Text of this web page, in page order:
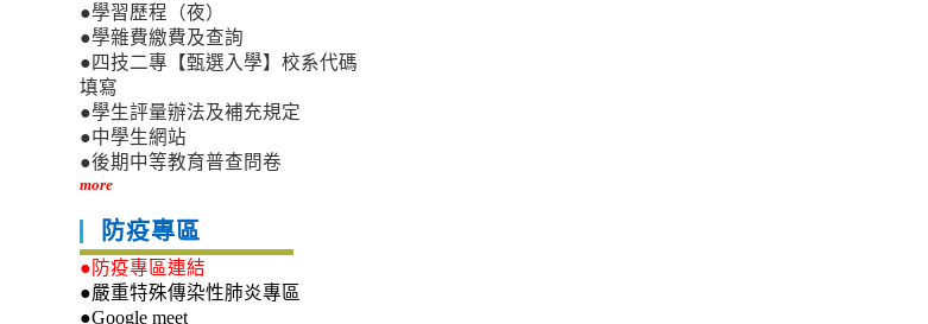
●學習歷程（夜）
●學雜費繳費及查詢
●四技二專【甄選入學】校系代碼
填寫
●學生評量辦法及補充規定
●中學生網站
●後期中等教育普查問卷
more
防疫專區
●防疫專區連結
●嚴重特殊傳染性肺炎專區
●Google meet